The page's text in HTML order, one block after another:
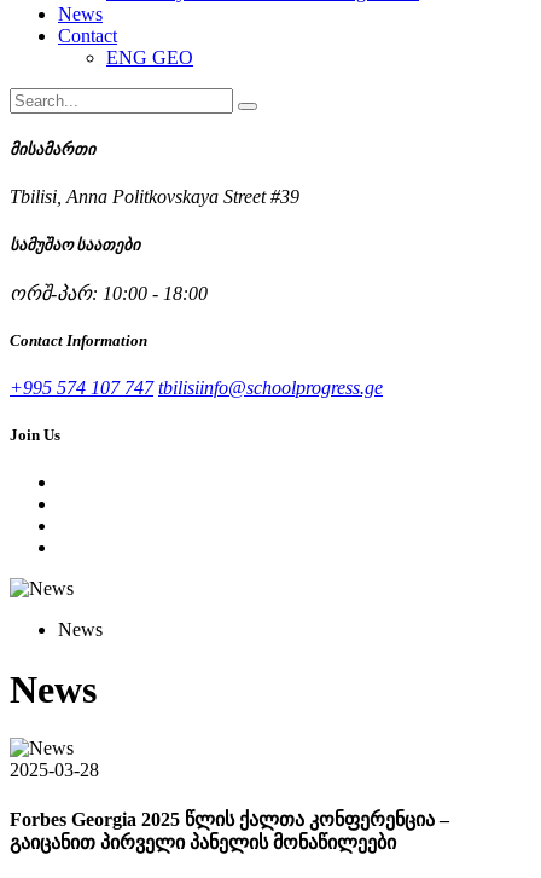
News
Contact
ENG GEO
მისამართი
Tbilisi, Anna Politkovskaya Street #39
სამუშაო საათები
ორშ-პარ: 10:00 - 18:00
Contact Information
+995 574 107 747 tbilisiinfo@schoolprogress.ge
Join Us
News
News
2025-03-28
Forbes Georgia 2025 წლის ქალთა კონფერენცია –
გაიცანით პირველი პანელის მონაწილეები